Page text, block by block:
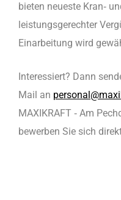
bieten neueste Kran‐
leistungsgerechter
Einarbeitung wird
Interessiert? Dann
Mail an
MAXIKRAFT ‐ Am
bewerben Sie sich